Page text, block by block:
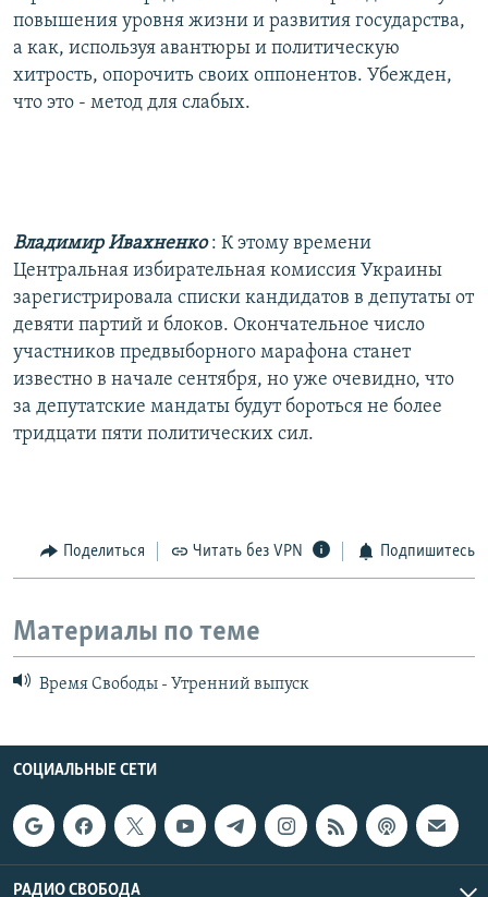
повышения уровня жизни и развития государства,
а как, используя авантюры и политическую
хитрость, опорочить своих оппонентов. Убежден,
что это - метод для слабых.
Владимир Ивахненко: К этому времени
Центральная избирательная комиссия Украины
зарегистрировала списки кандидатов в депутаты от
девяти партий и блоков. Окончательное число
участников предвыборного марафона станет
известно в начале сентября, но уже очевидно, что
за депутатские мандаты будут бороться не более
тридцати пяти политических сил.
Поделиться Читать без VPN Подпишитесь
Материалы по теме
Время Свободы - Утренний выпуск
СОЦИАЛЬНЫЕ СЕТИ
РАДИО СВОБОДА